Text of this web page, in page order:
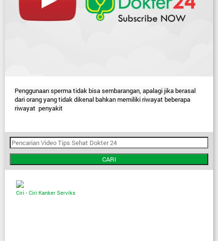
Penggunaan sperma tidak bisa sembarangan, apalagi jika berasal
dari orang yang tidak dikenal bahkan memiliki riwayat beberapa
riwayat  penyakit
CARI
Ciri - Ciri Kanker Serviks